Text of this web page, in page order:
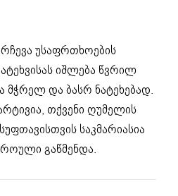
უსაფრთხოების
იშლება წვრილ
მჭრელ და ბასრ ნატეხებად.
თქვენი ღუმელის
საკმარიასია
გაწმენდა.